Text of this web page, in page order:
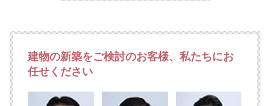
建物の新築をご検討のお客様、私たちにお
任せください